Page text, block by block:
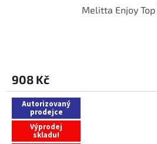
Melitta Enjoy Top
908 Kč
Autorizovaný
prodejce
Výprodej
skladu!